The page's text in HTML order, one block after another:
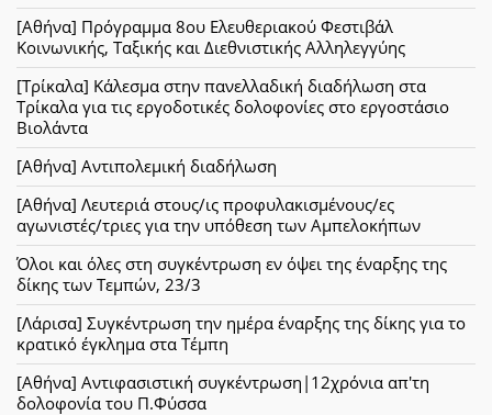
[Αθήνα] Πρόγραμμα 8ου Ελευθεριακού Φεστιβάλ
Κοινωνικής, Ταξικής και Διεθνιστικής Αλληλεγγύης
[Τρίκαλα] Κάλεσμα στην πανελλαδική διαδήλωση στα
Τρίκαλα για τις εργοδοτικές δολοφονίες στο εργοστάσιο
Βιολάντα
[Αθήνα] Αντιπολεμική διαδήλωση
[Αθήνα] Λευτεριά στους/ις προφυλακισμένους/ες
αγωνιστές/τριες για την υπόθεση των Αμπελοκήπων
Όλοι και όλες στη συγκέντρωση εν όψει της έναρξης της
δίκης των Τεμπών, 23/3
[Λάρισα] Συγκέντρωση την ημέρα έναρξης της δίκης για το
κρατικό έγκλημα στα Τέμπη
[Αθήνα] Αντιφασιστική συγκέντρωση|12χρόνια απ'τη
δολοφονία του Π.Φύσσα